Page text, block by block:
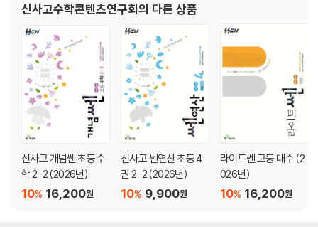
신사고수학콘텐츠연구회의 다른 상품
신사고 개념쎈 초등 수
학 2-2 (2026년)
16,200원
10%
신사고 쎈연산 초등 4
권 2-2 (2026년)
9,900원
10%
라이트쎈 고등 대수 (2
026년)
16,200원
10%